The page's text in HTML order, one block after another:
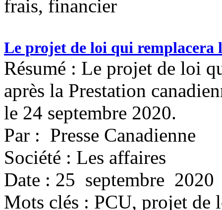
frais, financier
Le projet de loi qui remplacera
Résumé : Le projet de loi
après la Prestation
le 24 septembre 2020.
Par : Presse Canadienne
Société : Les affaires
Date : 25 septembre 2020
Mots clés : PCU, projet de